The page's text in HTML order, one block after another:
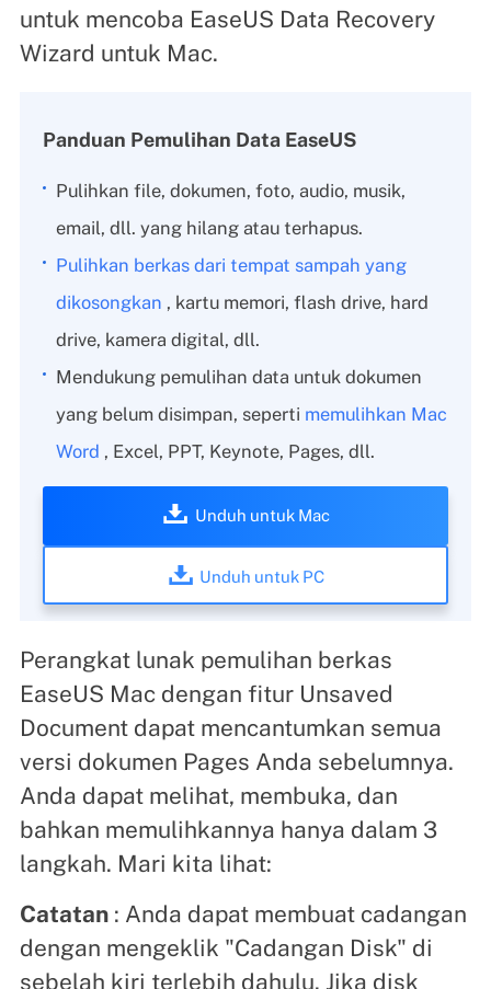
untuk mencoba EaseUS Data Recovery
Wizard untuk Mac.
Panduan Pemulihan Data EaseUS
Pulihkan file, dokumen, foto, audio, musik,
email, dll. yang hilang atau terhapus.
Pulihkan berkas dari tempat sampah yang
dikosongkan , kartu memori, flash drive, hard
drive, kamera digital, dll.
Mendukung pemulihan data untuk dokumen
yang belum disimpan, seperti memulihkan Mac
Word , Excel, PPT, Keynote, Pages, dll.
Unduh untuk Mac
Unduh untuk PC
Perangkat lunak pemulihan berkas
EaseUS Mac dengan fitur Unsaved
Document dapat mencantumkan semua
versi dokumen Pages Anda sebelumnya.
Anda dapat melihat, membuka, dan
bahkan memulihkannya hanya dalam 3
langkah. Mari kita lihat:
Catatan: Anda dapat membuat cadangan
dengan mengeklik "Cadangan Disk" di
sebelah kiri terlebih dahulu. Jika disk